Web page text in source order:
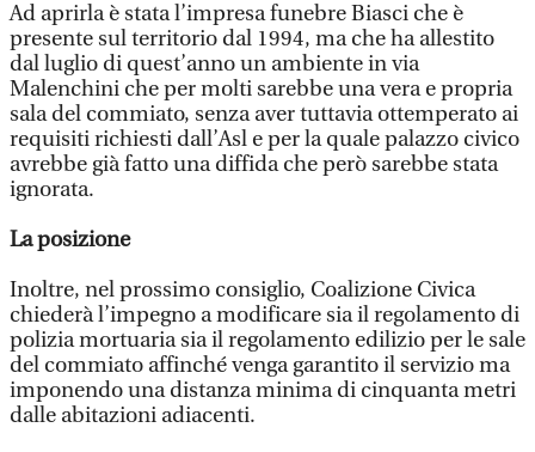
Ad aprirla è stata l’impresa funebre Biasci che è
presente sul territorio dal 1994, ma che ha allestito
dal luglio di quest’anno un ambiente in via
Malenchini che per molti sarebbe una vera e propria
sala del commiato, senza aver tuttavia ottemperato ai
requisiti richiesti dall’Asl e per la quale palazzo civico
avrebbe già fatto una diffida che però sarebbe stata
ignorata.
La posizione
Inoltre, nel prossimo consiglio, Coalizione Civica
chiederà l’impegno a modificare sia il regolamento di
polizia mortuaria sia il regolamento edilizio per le sale
del commiato affinché venga garantito il servizio ma
imponendo una distanza minima di cinquanta metri
dalle abitazioni adiacenti.